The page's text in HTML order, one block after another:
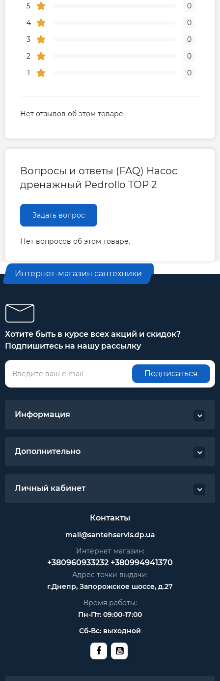
5
0
4
0
3
0
2
0
1
0
Нет отзывов об этом товаре.
Вопросы и ответы (FAQ) Насос
дренажный Pedrollo TOP 2
Задать вопрос
Нет вопросов об этом товаре.
Интернет-магазин сантехники
Хотите быть в курсе всех акций и скидок?
Подпишитесь на нашу рассылку
Подписаться
Информация
Дополнительно
Личный кабинет
Контакты
mail@santehservis.dp.ua
Интернет магазин:
+380960933232 +380994941370
Адрес точки выдачи:
г.Днепр, Запорожское шоссе, д.27
Время работы:
Пн-Пт: 09:00-17:00
Сб-Вс: выходной